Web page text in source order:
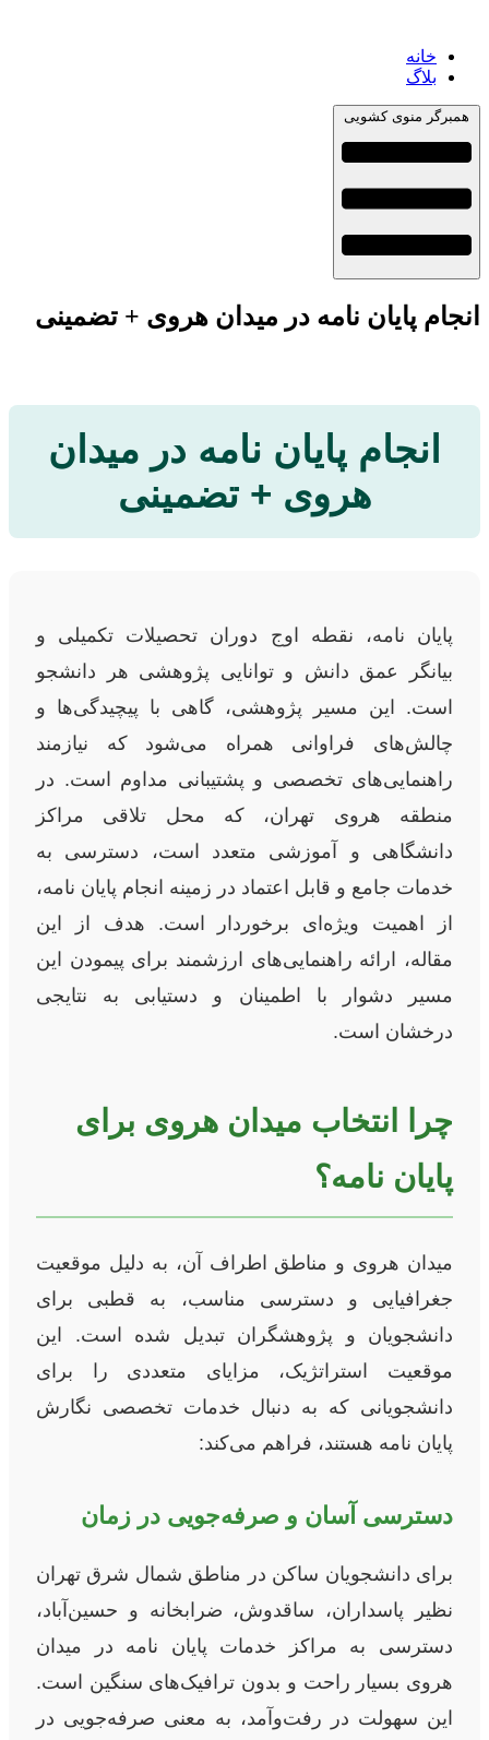
خانه
بلاگ
همبرگر منوی کشویی
انجام پایان نامه در میدان هروی + تضمینی
انجام پایان نامه در میدان
هروی + تضمینی
پایان نامه، نقطه اوج دوران تحصیلات تکمیلی و
بیانگر عمق دانش و توانایی پژوهشی هر دانشجو
است. این مسیر پژوهشی، گاهی با پیچیدگی‌ها و
چالش‌های فراوانی همراه می‌شود که نیازمند
راهنمایی‌های تخصصی و پشتیبانی مداوم است. در
منطقه هروی تهران، که محل تلاقی مراکز
دانشگاهی و آموزشی متعدد است، دسترسی به
خدمات جامع و قابل اعتماد در زمینه انجام پایان نامه،
از اهمیت ویژه‌ای برخوردار است. هدف از این
مقاله، ارائه راهنمایی‌های ارزشمند برای پیمودن این
مسیر دشوار با اطمینان و دستیابی به نتایجی
درخشان است.
چرا انتخاب میدان هروی برای
پایان نامه؟
میدان هروی و مناطق اطراف آن، به دلیل موقعیت
جغرافیایی و دسترسی مناسب، به قطبی برای
دانشجویان و پژوهشگران تبدیل شده است. این
موقعیت استراتژیک، مزایای متعددی را برای
دانشجویانی که به دنبال خدمات تخصصی نگارش
پایان نامه هستند، فراهم می‌کند:
دسترسی آسان و صرفه‌جویی در زمان
برای دانشجویان ساکن در مناطق شمال شرق تهران
نظیر پاسداران، ساقدوش، ضرابخانه و حسین‌آباد،
دسترسی به مراکز خدمات پایان نامه در میدان
هروی بسیار راحت و بدون ترافیک‌های سنگین است.
این سهولت در رفت‌وآمد، به معنی صرفه‌جویی در